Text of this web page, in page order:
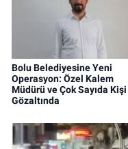
Bolu Belediyesine Yeni
Operasyon: Özel Kalem
Müdürü ve Çok Sayıda Kişi
Gözaltında